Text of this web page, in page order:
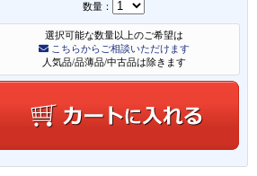
数量：
選択可能な数量以上のご希望は
こちらからご相談いただけます
人気品/品薄品/中古品は除きます